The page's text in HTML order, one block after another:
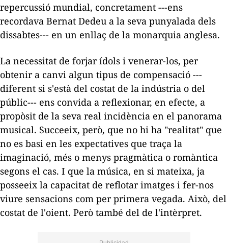
repercussió mundial, concretament ---ens
recordava Bernat Dedeu a la seva punyalada dels
dissabtes--- en un enllaç de la monarquia anglesa.
La necessitat de forjar ídols i venerar-los, per
obtenir a canvi algun tipus de compensació ---
diferent si s'està del costat de la indústria o del
públic--- ens convida a reflexionar, en efecte, a
propòsit de la seva real incidència en el panorama
musical. Succeeix, però, que no hi ha "realitat" que
no es basi en les expectatives que traça la
imaginació, més o menys pragmàtica o romàntica
segons el cas. I que la música, en si mateixa, ja
posseeix la capacitat de reflotar imatges i fer-nos
viure sensacions com per primera vegada. Això, del
costat de l'oient. Però també del de l'intèrpret.